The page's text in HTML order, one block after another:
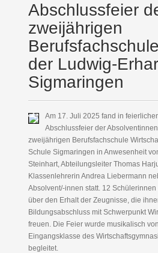
Abschlussfeier
zweijährigen
der Ludwig-
Sigmaringen
Am 17. Juli 2025 fand in
Abschlussfeier der
zweijährigen Berufsfachschule
Schule Sigmaringen in Anwesenheit
Steinhart, Abteilungsleiter Thomas
Klassenlehrerin Andrea Liebermann
Absolvent/-innen statt. 12
über den Erhalt der Zeugnisse, die
Bildungsabschluss mit Schwerpunkt
freuen. Die Feier wurde musikalisch
Eingangsklasse des
begleitet.